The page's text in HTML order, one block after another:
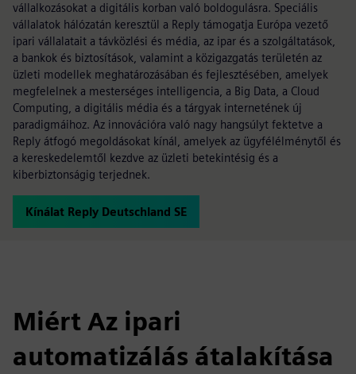
vállalkozásokat a digitális korban való boldogulásra. Speciális
vállalatok hálózatán keresztül a Reply támogatja Európa vezető
ipari vállalatait a távközlési és média, az ipar és a szolgáltatások,
a bankok és biztosítások, valamint a közigazgatás területén az
üzleti modellek meghatározásában és fejlesztésében, amelyek
megfelelnek a mesterséges intelligencia, a Big Data, a Cloud
Computing, a digitális média és a tárgyak internetének új
paradigmáihoz. Az innovációra való nagy hangsúlyt fektetve a
Reply átfogó megoldásokat kínál, amelyek az ügyfélélménytől és
a kereskedelemtől kezdve az üzleti betekintésig és a
kiberbiztonságig terjednek.
Kínálat Reply Deutschland SE
Miért Az ipari
automatizálás átalakítása